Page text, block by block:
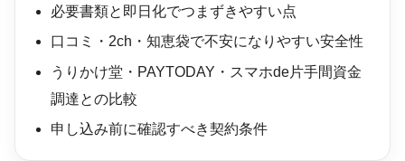
必要書類と即日化でつまずきやすい点
口コミ・2ch・知恵袋で不安になりやすい安全性
うりかけ堂・PAYTODAY・スマホde片手間資金
調達との比較
申し込み前に確認すべき契約条件